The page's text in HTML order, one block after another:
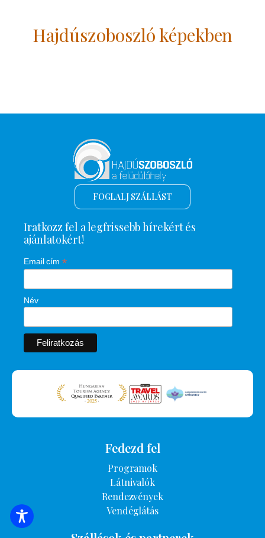
Hajdúszoboszló képekben
FOGLALJ SZÁLLÁST
Iratkozz fel a legfrissebb hírekért és
ajánlatokért!
Email cím *
Név
Fedezd fel
Programok
Látnivalók
Rendezvények
Vendéglátás